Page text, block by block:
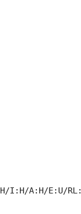
I:H/A:H/E:U/